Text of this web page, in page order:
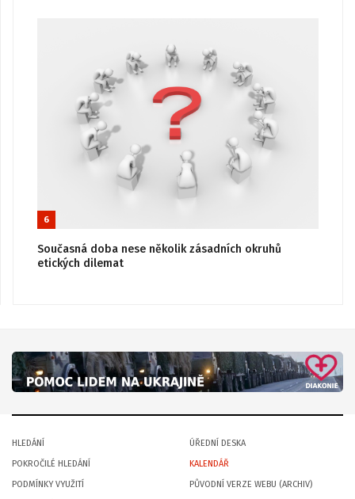
6
Současná doba nese několik zásadních okruhů
etických dilemat
HLEDÁNÍ
POKROČILÉ HLEDÁNÍ
PODMÍNKY VYUŽITÍ
ÚŘEDNÍ DESKA
KALENDÁŘ
PŮVODNÍ VERZE WEBU (ARCHIV)